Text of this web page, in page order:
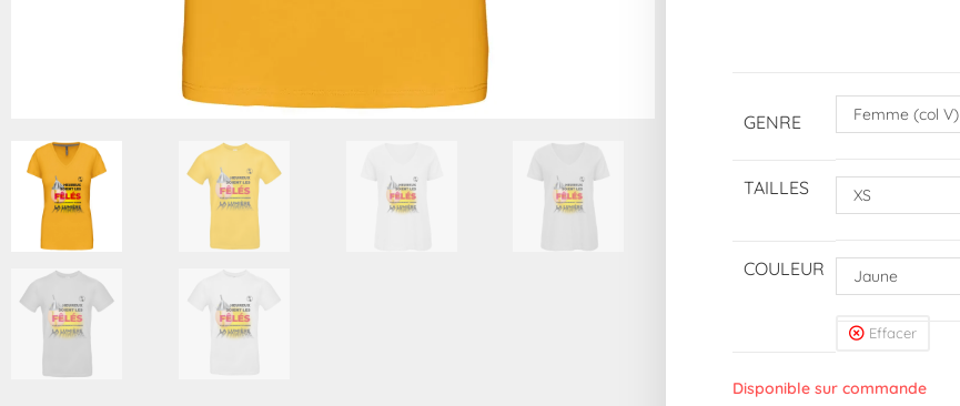
GENRE Femme (col V)
TAILLES XS
COULEUR Jaune
Effacer
Disponible sur commande